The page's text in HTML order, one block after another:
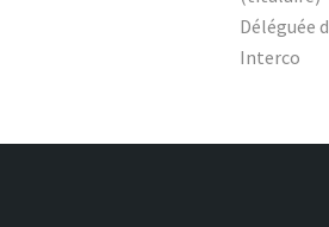
Déléguée
Interco